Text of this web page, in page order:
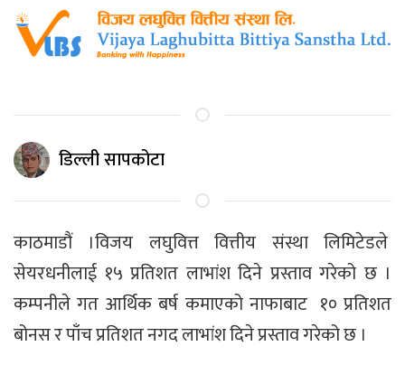
डिल्ली सापकोटा
काठमाडौं ।विजय लघुवित्त वित्तीय संस्था लिमिटेडले
सेयरधनीलाई १५ प्रतिशत लाभांश दिने प्रस्ताव गरेको छ ।
कम्पनीले गत आर्थिक बर्ष कमाएको नाफाबाट १० प्रतिशत
बोनस र पाँच प्रतिशत नगद लाभांश दिने प्रस्ताव गरेको छ ।